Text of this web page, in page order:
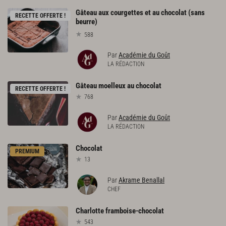
RECETTE OFFERTE !
Gâteau aux courgettes et au chocolat (sans
beurre)
588
ParAcadémie du Goût
LA RÉDACTION
RECETTE OFFERTE ! Gâteaumoelleuxauchocolat
768
ParAcadémie du Goût
LA RÉDACTION
PREMIUM Chocolat
13
ParAkrame Benallal
CHEF
Charlotteframboise-chocolat
543